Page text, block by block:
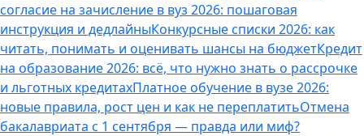
согласие на зачисление в вуз 2026: пошаговая
инструкция и дедлайныКонкурсные списки 2026: как
читать, понимать и оценивать шансы на бюджетКредит
на образование 2026: всё, что нужно знать о рассрочке
и льготных кредитахПлатное обучение в вузе 2026:
новые правила, рост цен и как не переплатитьОтмена
бакалавриата с 1 сентября — правда или миф?